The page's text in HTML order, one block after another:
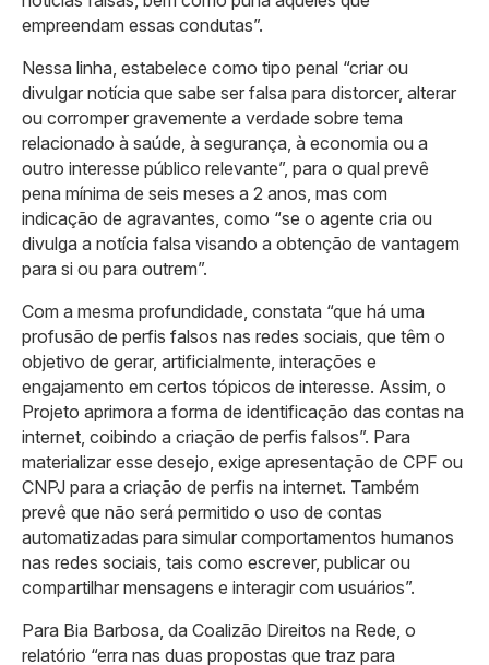
empreendam essas condutas”.
Nessa linha, estabelece como tipo penal “criar ou
divulgar notícia que sabe ser falsa para distorcer, alterar
ou corromper gravemente a verdade sobre tema
relacionado à saúde, à segurança, à economia ou a
outro interesse público relevante”, para o qual prevê
pena mínima de seis meses a 2 anos, mas com
indicação de agravantes, como “se o agente cria ou
divulga a notícia falsa visando a obtenção de vantagem
para si ou para outrem”.
Com a mesma profundidade, constata “que há uma
profusão de perfis falsos nas redes sociais, que têm o
objetivo de gerar, artificialmente, interações e
engajamento em certos tópicos de interesse. Assim, o
Projeto aprimora a forma de identificação das contas na
internet, coibindo a criação de perfis falsos”. Para
materializar esse desejo, exige apresentação de CPF ou
CNPJ para a criação de perfis na internet. Também
prevê que não será permitido o uso de contas
automatizadas para simular comportamentos humanos
nas redes sociais, tais como escrever, publicar ou
compartilhar mensagens e interagir com usuários”.
Para Bia Barbosa, da Coalizão Direitos na Rede, o
relatório “erra nas duas propostas que traz para